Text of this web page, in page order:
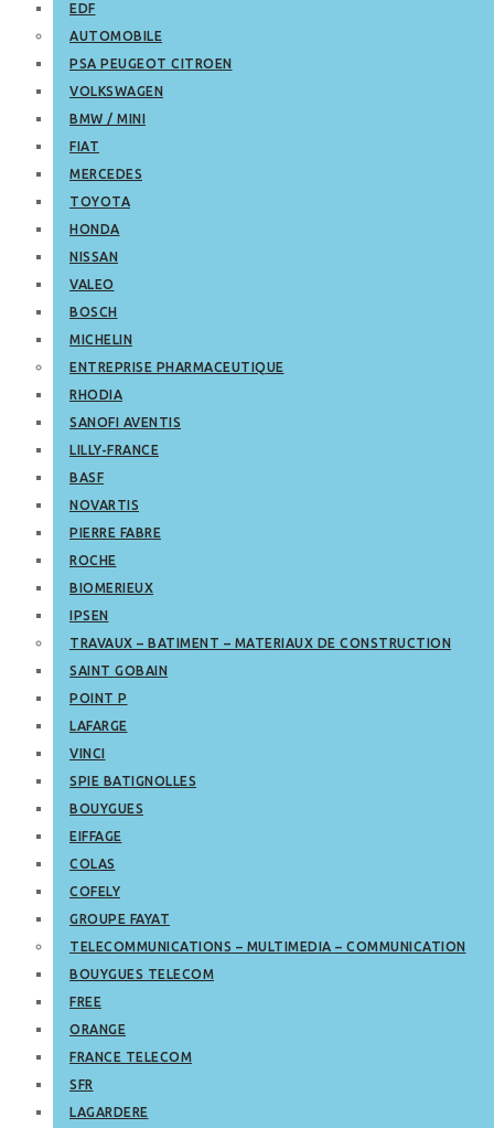
EDF
AUTOMOBILE
PSA PEUGEOT CITROEN
VOLKSWAGEN
BMW / MINI
FIAT
MERCEDES
TOYOTA
HONDA
NISSAN
VALEO
BOSCH
MICHELIN
ENTREPRISE PHARMACEUTIQUE
RHODIA
SANOFI AVENTIS
LILLY-FRANCE
BASF
NOVARTIS
PIERRE FABRE
ROCHE
BIOMERIEUX
IPSEN
TRAVAUX – BATIMENT – MATERIAUX DE CONSTRUCTION
SAINT GOBAIN
POINT P
LAFARGE
VINCI
SPIE BATIGNOLLES
BOUYGUES
EIFFAGE
COLAS
COFELY
GROUPE FAYAT
TELECOMMUNICATIONS – MULTIMEDIA – COMMUNICATION
BOUYGUES TELECOM
FREE
ORANGE
FRANCE TELECOM
SFR
LAGARDERE